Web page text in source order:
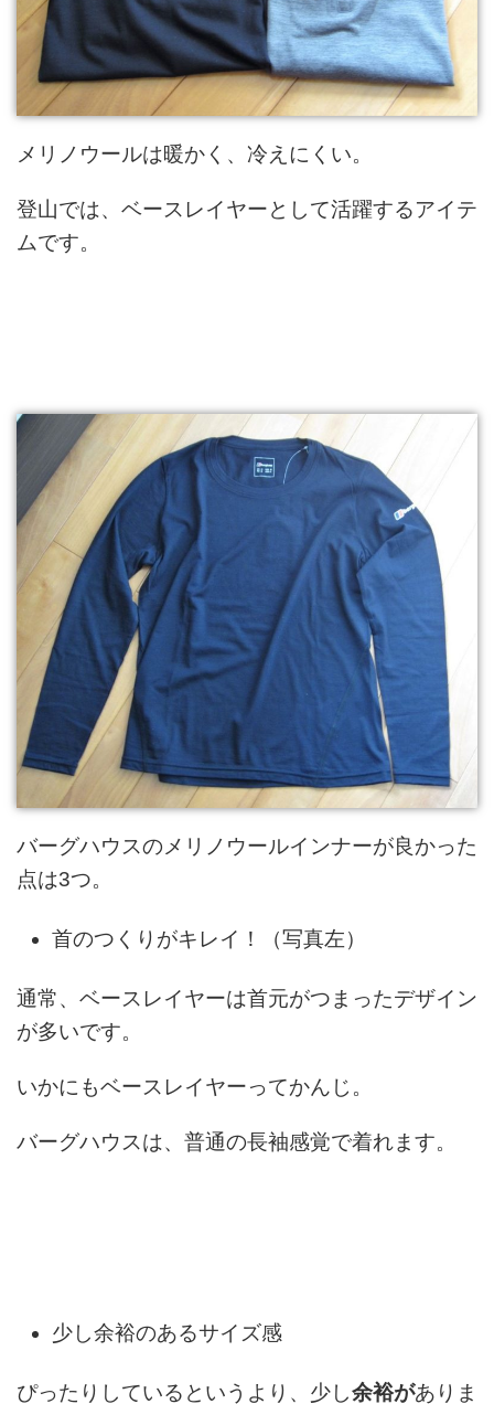
メリノウールは暖かく、冷えにくい。
登山では、ベースレイヤーとして活躍するアイテ
ムです。
バーグハウスのメリノウールインナーが良かった
点は3つ。
首のつくりがキレイ！（写真左）
通常、ベースレイヤーは首元がつまったデザイン
が多いです。
いかにもベースレイヤーってかんじ。
バーグハウスは、普通の長袖感覚で着れます。
少し余裕のあるサイズ感
ぴったりしているというより、少し余裕がありま